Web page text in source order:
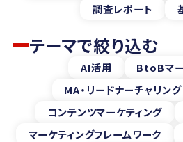
調査レポート
テーマで絞り込む
AI活用
BtoBマー
MA・リードナーチャリング
コンテンツマーケティング
マーケティングフレームワーク